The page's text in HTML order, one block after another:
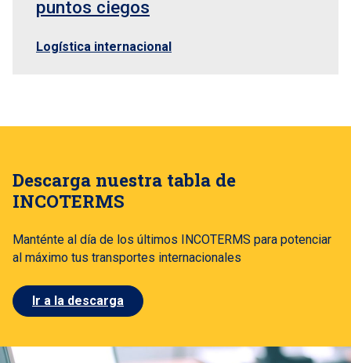
puntos ciegos
Logística internacional
Descarga nuestra tabla de
INCOTERMS
Manténte al día de los últimos INCOTERMS para potenciar
al máximo tus transportes internacionales
Ir a la descarga